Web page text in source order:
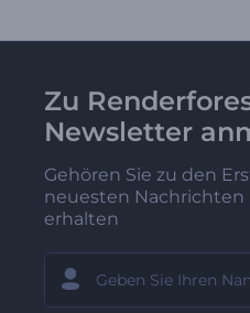
Zu
Newsletter
Gehören Sie zu den
neuesten
erhalten